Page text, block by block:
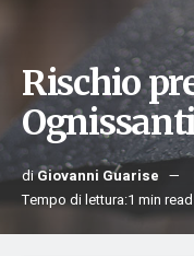
Rischio
diGiovanni Guarise
Tempo di lettura:1 min read